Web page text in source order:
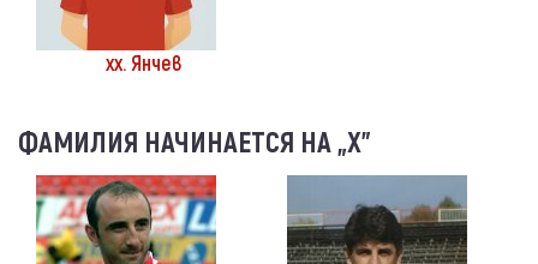
хх. Янчев
ФАМИЛИЯ НАЧИНАЕТСЯ НА „Х”